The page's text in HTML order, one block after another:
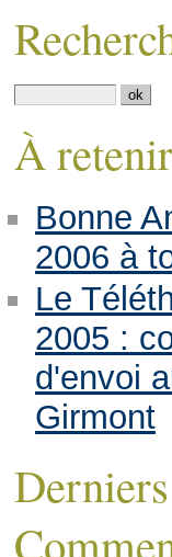
À retenir
Bonne
2006 à
Le
2005 :
d'envoi
Girmont
Derniers